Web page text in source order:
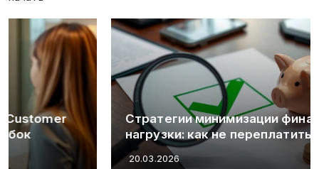
Стратегии минимизации финансовой
нагрузки: как не переплатить по займу
20.03.2026